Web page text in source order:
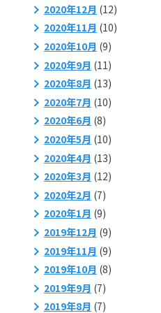
2020年12月 (12)
2020年11月 (10)
2020年10月 (9)
2020年9月 (11)
2020年8月 (13)
2020年7月 (10)
2020年6月 (8)
2020年5月 (10)
2020年4月 (13)
2020年3月 (12)
2020年2月 (7)
2020年1月 (9)
2019年12月 (9)
2019年11月 (9)
2019年10月 (8)
2019年9月 (7)
2019年8月 (7)